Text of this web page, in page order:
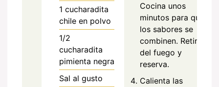
1 cucharadita
chile en polvo
1/2
cucharadita
pimienta negra
Sal al gusto
Cocina unos
minutos para que
los sabores se
combinen. Retira
del fuego y
reserva.
Calienta las